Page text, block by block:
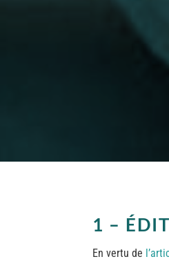
1 –
En vertu de